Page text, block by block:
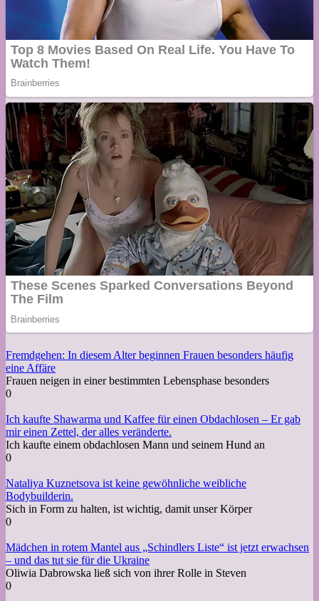
Fremdgehen: In diesem Alter beginnen Frauen besonders häufig
eine Affäre
Frauen neigen in einer bestimmten Lebensphase besonders
0
Ich kaufte Shawarma und Kaffee für einen Obdachlosen – Er gab
mir einen Zettel, der alles veränderte.
Ich kaufte einem obdachlosen Mann und seinem Hund an
0
Nataliya Kuznetsova ist keine gewöhnliche weibliche
Bodybuilderin.
Sich in Form zu halten, ist wichtig, damit unser Körper
0
Mädchen in rotem Mantel aus „Schindlers Liste“ ist jetzt erwachsen
– und das tut sie für die Ukraine
Oliwia Dabrowska ließ sich von ihrer Rolle in Steven
0